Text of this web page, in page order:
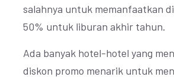
salahnya untuk memanfaatkan
50% untuk liburan akhir tahun.
Ada banyak hotel-hotel yang
diskon promo menarik untuk